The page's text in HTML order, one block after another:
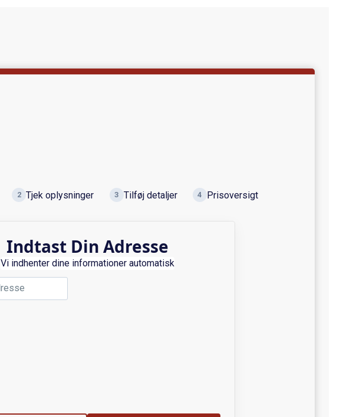
2 Tjek oplysninger 3 Tilføj detaljer 4 Prisoversigt
Indtast Din Adresse
Vi indhenter dine informationer automatisk